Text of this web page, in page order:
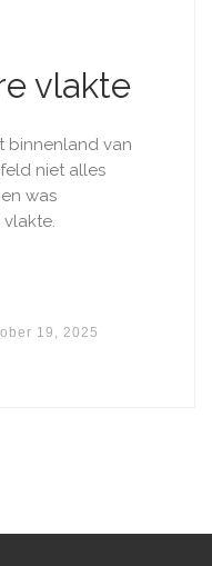
vlakte
binnenland van
niet alles
was
19, 2025